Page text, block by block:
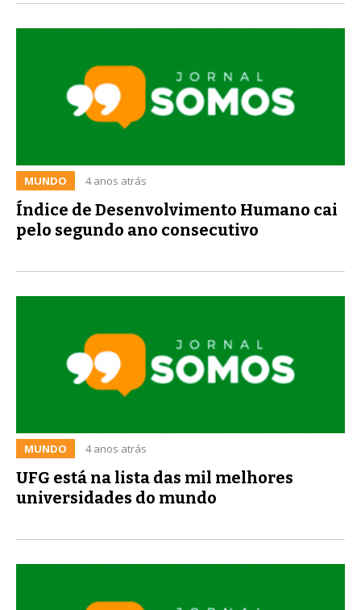
MUNDO 4 anos atrás
Índice de Desenvolvimento Humano cai
pelo segundo ano consecutivo
MUNDO 4 anos atrás
UFG está na lista das mil melhores
universidades do mundo